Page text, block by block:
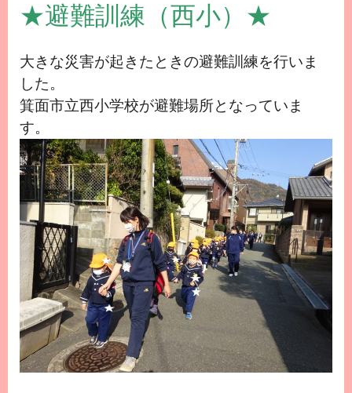
★避難訓練（西小）★
大きな災害が起きたときの避難訓練を行いま
した。
箕面市立西小学校が避難場所となっていま
す。